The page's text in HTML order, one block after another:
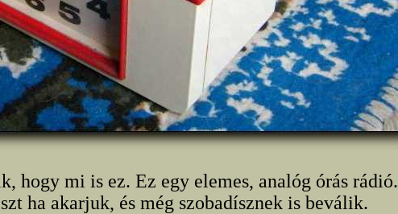
hogy mi is ez. Ez egy elemes, analóg órás rádió.
ha akarjuk, és még szobadísznek is beválik.